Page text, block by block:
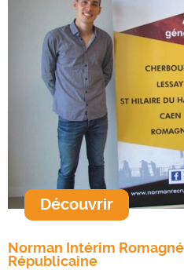
Découvrir
Norman Intérim
Républicaine